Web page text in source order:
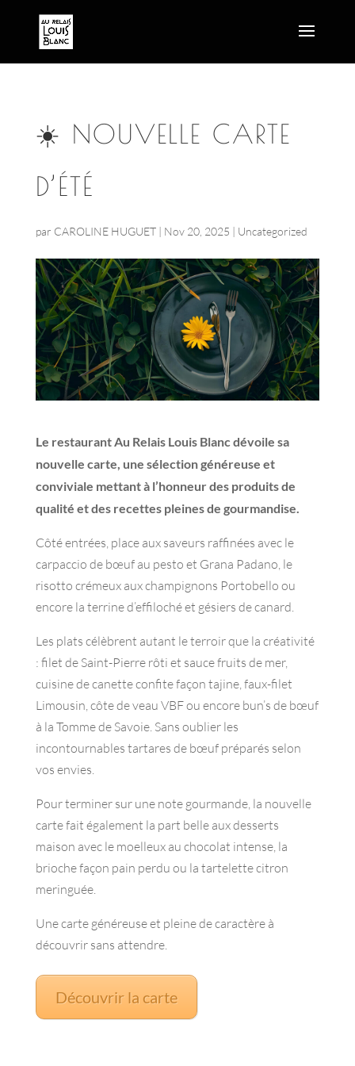
☀️ NOUVELLE CARTE
D’ÉTÉ
par CAROLINE HUGUET| Nov 20, 2025 | Uncategorized
Le restaurant Au Relais Louis Blanc dévoile sa
nouvelle carte, une sélection généreuse et
conviviale mettant à l’honneur des produits de
qualité et des recettes pleines de gourmandise.
Côté entrées, place aux saveurs raffinées avec le
carpaccio de bœuf au pesto et Grana Padano, le
risotto crémeux aux champignons Portobello ou
encore la terrine d’effiloché et gésiers de canard.
Les plats célèbrent autant le terroir que la créativité
: filet de Saint-Pierre rôti et sauce fruits de mer,
cuisine de canette confite façon tajine, faux-filet
Limousin, côte de veau VBF ou encore bun’s de bœuf
à la Tomme de Savoie. Sans oublier les
incontournables tartares de bœuf préparés selon
vos envies.
Pour terminer sur une note gourmande, la nouvelle
carte fait également la part belle aux desserts
maison avec le moelleux au chocolat intense, la
brioche façon pain perdu ou la tartelette citron
meringuée.
Une carte généreuse et pleine de caractère à
découvrir sans attendre.
Découvrir la carte